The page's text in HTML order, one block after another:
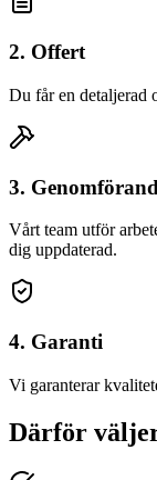
2. Offert
Du får en detaljerad
3.
Vårt team utför
dig uppdaterad.
4. Garanti
Vi garanterar
Därför